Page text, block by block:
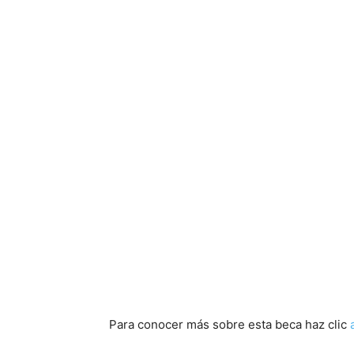
Para conocer más sobre esta beca haz clic